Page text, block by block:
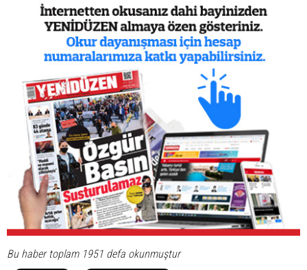
Bu haber toplam 1951 defa okunmuştur